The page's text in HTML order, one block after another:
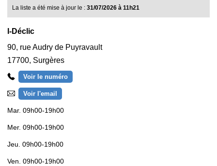
La liste a été mise à jour le : 31/07/2026 à 11h21
I-Déclic
90, rue Audry de Puyravault
17700, Surgères
Voir le numéro
Voir l'email
Mar. 09h00-19h00
Mer. 09h00-19h00
Jeu. 09h00-19h00
Ven. 09h00-19h00